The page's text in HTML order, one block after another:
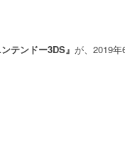
テンドー3DS』 が、2019